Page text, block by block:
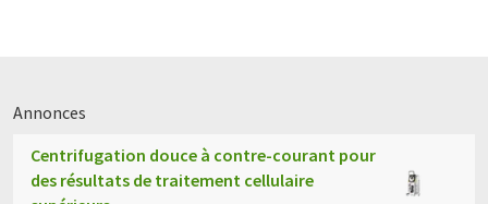
Annonces
Centrifugation douce à contre-courant pour
des résultats de traitement cellulaire